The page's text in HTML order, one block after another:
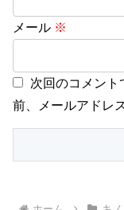
メール ※
次回のコメント
前、メールアドレ